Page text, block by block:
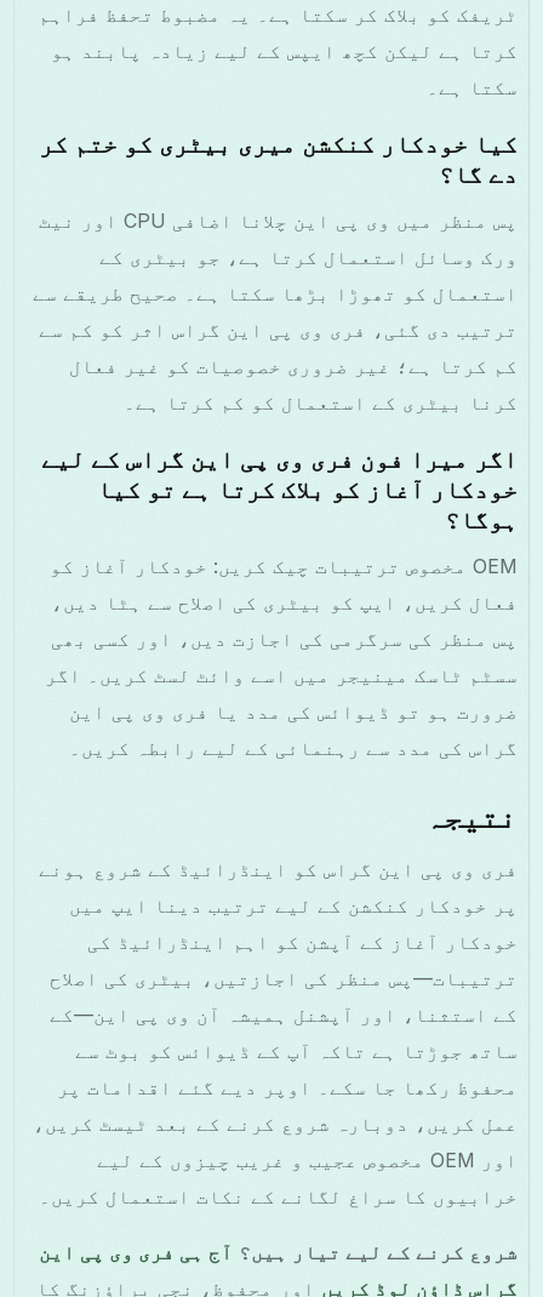
ٹریفک کو بلاک کر سکتا ہے۔ یہ مضبوط تحفظ فراہم
کرتا ہے لیکن کچھ ایپس کے لیے زیادہ پابند ہو
سکتا ہے۔
کیا خودکار کنکشن میری بیٹری کو ختم کر
دے گا؟
پس منظر میں وی پی این چلانا اضافی CPU اور نیٹ
ورک وسائل استعمال کرتا ہے، جو بیٹری کے
استعمال کو تھوڑا بڑھا سکتا ہے۔ صحیح طریقے سے
ترتیب دی گئی، فری وی پی این گراس اثر کو کم سے
کم کرتا ہے؛ غیر ضروری خصوصیات کو غیر فعال
کرنا بیٹری کے استعمال کو کم کرتا ہے۔
اگر میرا فون فری وی پی این گراس کے لیے
خودکار آغاز کو بلاک کرتا ہے تو کیا
ہوگا؟
OEM مخصوص ترتیبات چیک کریں: خودکار آغاز کو
فعال کریں، ایپ کو بیٹری کی اصلاح سے ہٹا دیں،
پس منظر کی سرگرمی کی اجازت دیں، اور کسی بھی
سسٹم ٹاسک مینیجر میں اسے وائٹ لسٹ کریں۔ اگر
ضرورت ہو تو ڈیوائس کی مدد یا فری وی پی این
گراس کی مدد سے رہنمائی کے لیے رابطہ کریں۔
نتیجہ
فری وی پی این گراس کو اینڈرائیڈ کے شروع ہونے
پر خودکار کنکشن کے لیے ترتیب دینا ایپ میں
خودکار آغاز کے آپشن کو اہم اینڈرائیڈ کی
ترتیبات—پس منظر کی اجازتیں، بیٹری کی اصلاح
کے استثنا، اور آپشنل ہمیشہ آن وی پی این—کے
ساتھ جوڑتا ہے تاکہ آپ کے ڈیوائس کو بوٹ سے
محفوظ رکھا جا سکے۔ اوپر دیے گئے اقدامات پر
عمل کریں، دوبارہ شروع کرنے کے بعد ٹیسٹ کریں،
اور OEM مخصوص عجیب و غریب چیزوں کے لیے
خرابیوں کا سراغ لگانے کے نکات استعمال کریں۔
شروع کرنے کے لیے تیار ہیں؟ آج ہی فری وی پی این
گراس ڈاؤن لوڈ کریںاور محفوظ، نجی براؤزنگ کا